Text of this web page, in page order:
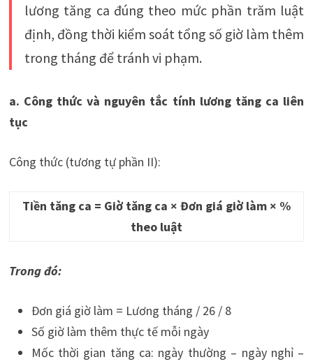
lương tăng ca đúng theo mức phần trăm luật
định, đồng thời kiểm soát tổng số giờ làm thêm
trong tháng để tránh vi phạm.
a. Công thức và nguyên tắc tính lương tăng ca liên
tục
Công thức (tương tự phần II):
Tiền tăng ca = Giờ tăng ca × Đơn giá giờ làm × %
theo luật
Trong đó:
Đơn giá giờ làm = Lương tháng / 26 / 8
Số giờ làm thêm thực tế mỗi ngày
Mốc thời gian tăng ca: ngày thường – ngày nghỉ –